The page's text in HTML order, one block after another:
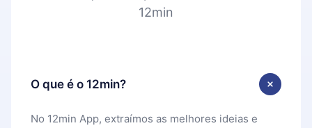
12min
O que é o 12min?
No 12min App, extraímos as melhores ideias e